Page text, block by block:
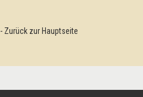
- Zurück zur Hauptseite